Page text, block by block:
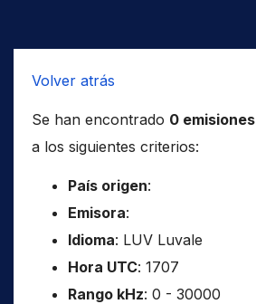
Volver atrás
Se han encontrado 0 emisiones
a los siguientes criterios:
País origen:
Emisora:
Idioma: LUV Luvale
Hora UTC: 1707
Rango kHz: 0 - 30000